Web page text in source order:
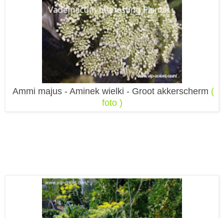
Ammi majus - Aminek wielki - Groot akkerscherm (
foto )